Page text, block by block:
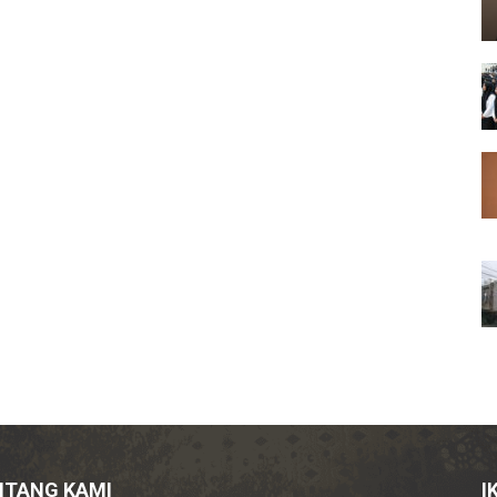
KAMI